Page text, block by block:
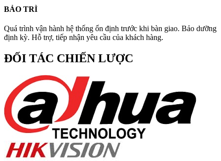
BẢO TRÌ
Quá trình vận hành hệ thống ổn định trước khi bàn giao. Bảo dưỡng
định kỳ. Hỗ trợ, tiếp nhận yêu cầu của khách hàng.
ĐỐI TÁC CHIẾN LƯỢC